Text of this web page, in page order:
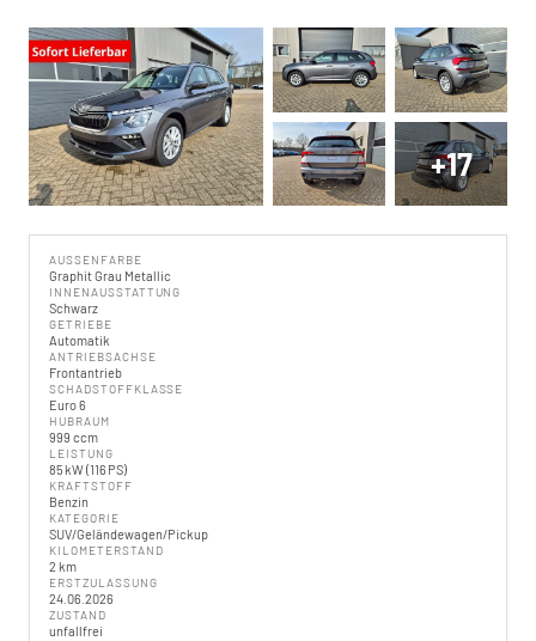
+17
AUSSENFARBE
Graphit Grau Metallic
INNENAUSSTATTUNG
Schwarz
GETRIEBE
Automatik
ANTRIEBSACHSE
Frontantrieb
SCHADSTOFFKLASSE
Euro 6
HUBRAUM
999 ccm
LEISTUNG
85 kW (116 PS)
KRAFTSTOFF
Benzin
KATEGORIE
SUV/Geländewagen/Pickup
KILOMETERSTAND
2 km
ERSTZULASSUNG
24.06.2026
ZUSTAND
unfallfrei